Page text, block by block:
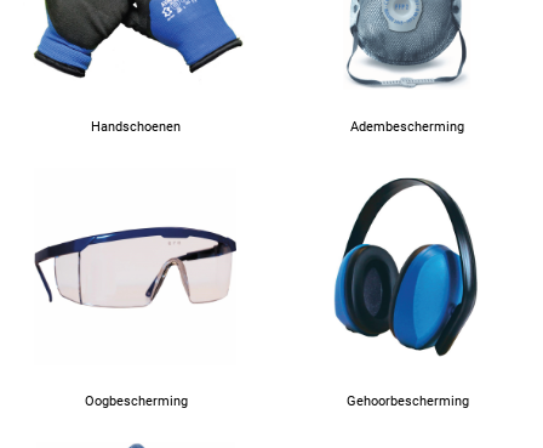
Handschoenen Adembescherming
Oogbescherming Gehoorbescherming